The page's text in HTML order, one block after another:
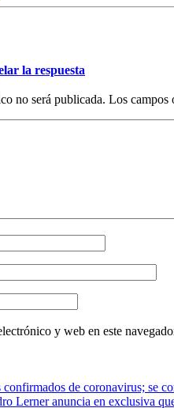
la respuesta
no será publicada. Los campos
y web en este
confirmados de coronavirus; se
Lerner anuncia en exclusiva